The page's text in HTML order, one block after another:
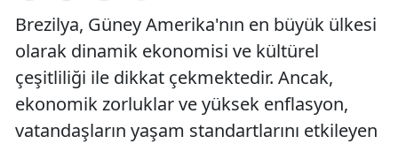
Brezilya, Güney Amerika'nın en büyük ülkesi
olarak dinamik ekonomisi ve kültürel
çeşitliliği ile dikkat çekmektedir. Ancak,
ekonomik zorluklar ve yüksek enflasyon,
vatandaşların yaşam standartlarını etkileyen